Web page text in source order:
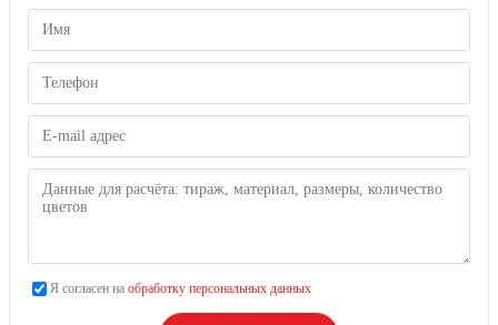
Я согласен на обработку персональных данных